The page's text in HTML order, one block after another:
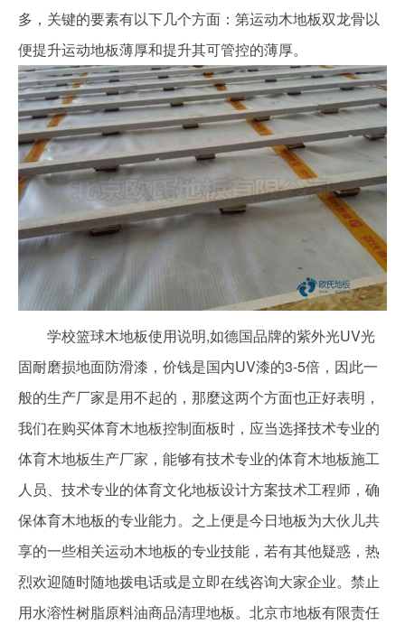
多，关键的要素有以下几个方面：第运动木地板双龙骨以
便提升运动地板薄厚和提升其可管控的薄厚。
学校篮球木地板使用说明,如德国品牌的紫外光UV光
固耐磨损地面防滑漆，价钱是国内UV漆的3-5倍，因此一
般的生产厂家是用不起的，那麼这两个方面也正好表明，
我们在购买体育木地板控制面板时，应当选择技术专业的
体育木地板生产厂家，能够有技术专业的体育木地板施工
人员、技术专业的体育文化地板设计方案技术工程师，确
保体育木地板的专业能力。之上便是今日地板为大伙儿共
享的一些相关运动木地板的专业技能，若有其他疑惑，热
烈欢迎随时随地拨电话或是立即在线咨询大家企业。禁止
用水溶性树脂原料油商品清理地板。北京市地板有限责任